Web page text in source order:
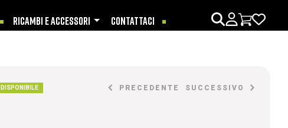
RICAMBI E ACCESSORI CONTATTACI
DISPONIBILE PRECEDENTE SUCCESSIVO